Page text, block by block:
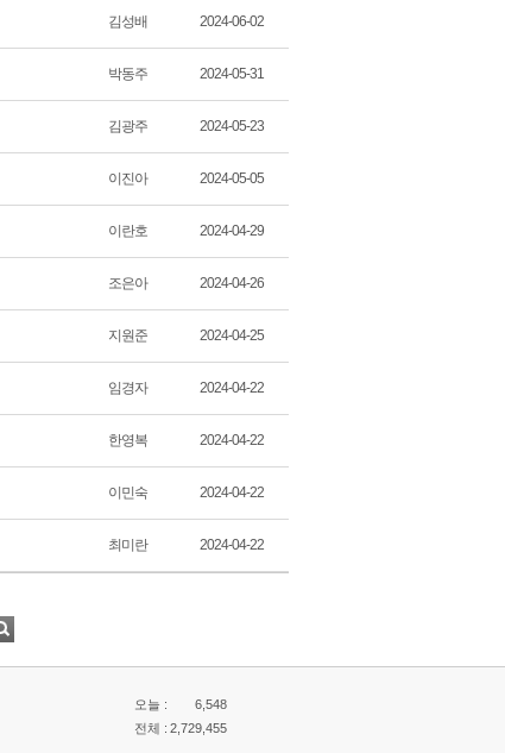
김성배 2024-06-02
박동주 2024-05-31
김광주 2024-05-23
이진아 2024-05-05
이란호 2024-04-29
조은아 2024-04-26
지원준 2024-04-25
임경자 2024-04-22
한영복 2024-04-22
이민숙 2024-04-22
최미란 2024-04-22
오늘 :
6,548
전체 : 2,729,455